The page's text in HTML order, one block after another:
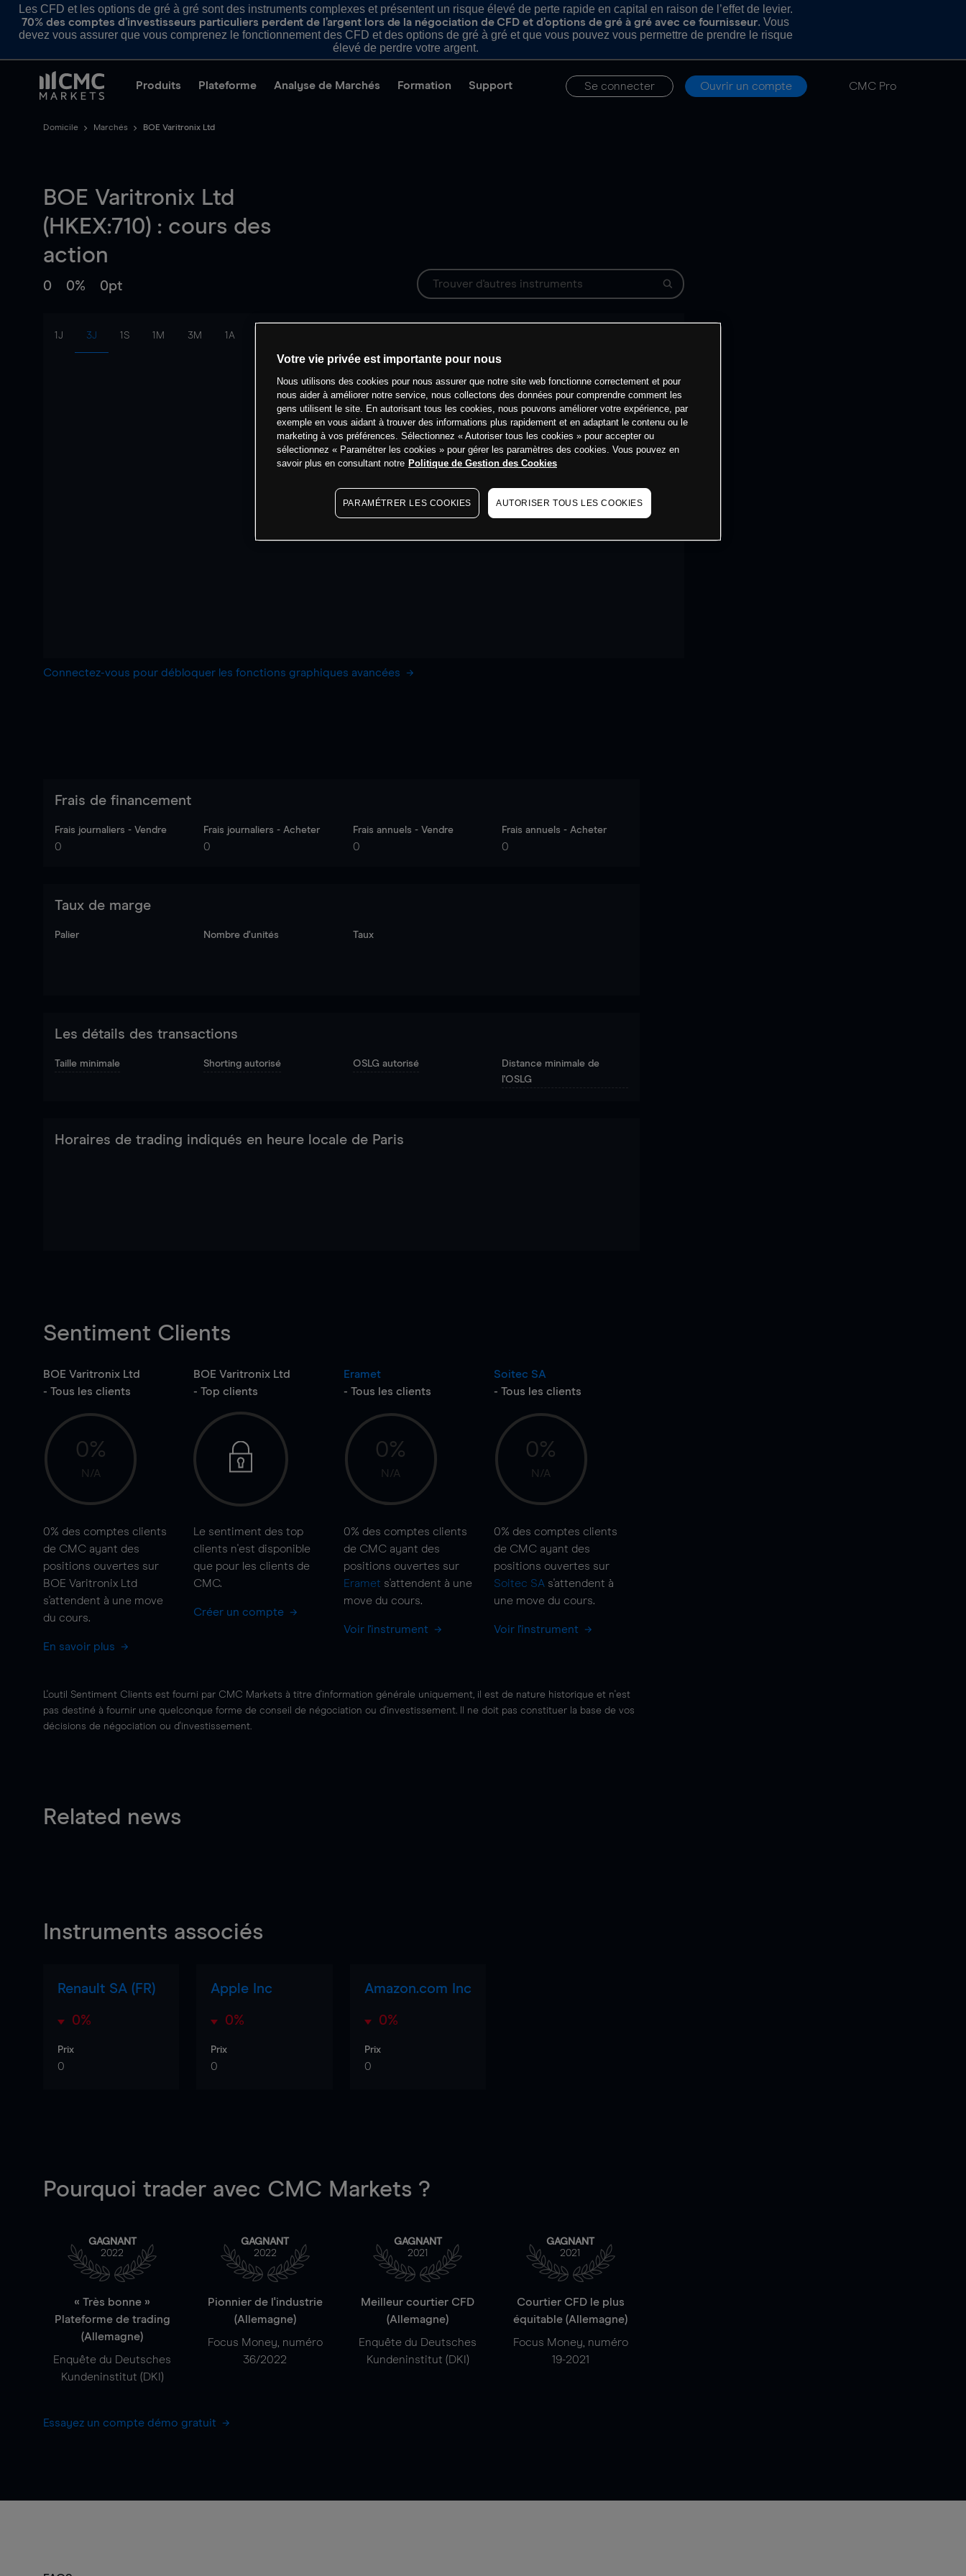
Les CFD et les options de gré à gré sont des instruments complexes et présentent un risque élevé de perte rapide en capital en raison de l’effet de levier.
70% des comptes d’investisseurs particuliers perdent de l’argent lors de la négociation de CFD et d’options de gré à gré avec ce fournisseur. Vous
devez vous assurer que vous comprenez le fonctionnement des CFD et des options de gré à gré et que vous pouvez vous permettre de prendre le risque
élevé de perdre votre argent.
Produits Plateforme Analyse de Marchés Formation Support Se connecter Ouvrir un compte CMC Pro
Domicile Marchés BOE Varitronix Ltd
BOE Varitronix Ltd
(HKEX:710) : cours des
action
0 0% 0pt
1J 3J 1S 1M 3M 1A
Connectez-vous pour débloquer les fonctions graphiques avancées
Frais de financement
Frais journaliers - Vendre
0
Frais journaliers - Acheter
0
Frais annuels - Vendre
0
Frais annuels - Acheter
0
Taux de marge
Palier Nombre d’unités Taux
Les détails des transactions
Taille minimale Shorting autorisé OSLG autorisé
Distance minimale de
l'OSLG
Horaires de trading indiqués en heure locale de Paris
Sentiment Clients
BOE Varitronix Ltd
- Tous les clients
0%
N/A
0% des comptes clients
de CMC ayant des
positions ouvertes sur
BOE Varitronix Ltd
s'attendent à une move
du cours.
En savoir plus
BOE Varitronix Ltd
- Top clients
Le sentiment des top
clients n'est disponible
que pour les clients de
CMC.
Créer un compte
Eramet
- Tous les clients
0%
N/A
0% des comptes clients
de CMC ayant des
positions ouvertes sur
Eramet s'attendent à une
move du cours.
Voir l'instrument
Soitec SA
- Tous les clients
0%
N/A
0% des comptes clients
de CMC ayant des
positions ouvertes sur
Soitec SA s'attendent à
une move du cours.
Voir l'instrument
L'outil Sentiment Clients est fourni par CMC Markets à titre d'information générale uniquement, il est de nature historique et n'est
pas destiné à fournir une quelconque forme de conseil de négociation ou d'investissement. Il ne doit pas constituer la base de vos
décisions de négociation ou d'investissement.
Related news
Instruments associés
Renault SA (FR)
0%
Prix
0
Apple Inc
0%
Prix
0
Amazon.com Inc
0%
Prix
0
Pourquoi trader avec CMC Markets ?
GAGNANT
2022
« Très bonne »
Plateforme de trading
(Allemagne)
Enquête du Deutsches
Kundeninstitut (DKI)
GAGNANT
2022
Pionnier de l'industrie
(Allemagne)
Focus Money, numéro
36/2022
GAGNANT
2021
Meilleur courtier CFD
(Allemagne)
Enquête du Deutsches
Kundeninstitut (DKI)
GAGNANT
2021
Courtier CFD le plus
équitable (Allemagne)
Focus Money, numéro
19-2021
Essayez un compte démo gratuit
Votre vie privée est importante pour nous
Nous utilisons des cookies pour nous assurer que notre site web fonctionne correctement et pour
nous aider à améliorer notre service, nous collectons des données pour comprendre comment les
gens utilisent le site. En autorisant tous les cookies, nous pouvons améliorer votre expérience, par
exemple en vous aidant à trouver des informations plus rapidement et en adaptant le contenu ou le
marketing à vos préférences. Sélectionnez « Autoriser tous les cookies » pour accepter ou
sélectionnez « Paramétrer les cookies » pour gérer les paramètres des cookies. Vous pouvez en
savoir plus en consultant notre Politique de Gestion des Cookies
PARAMÉTRER LES COOKIES AUTORISER TOUS LES COOKIES